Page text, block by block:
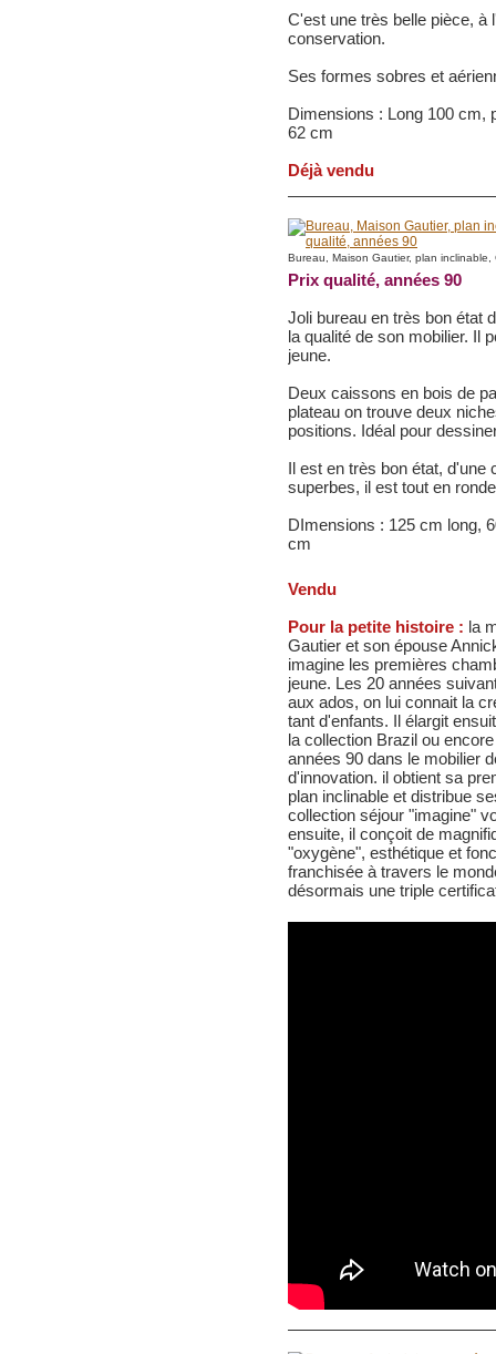
C'est une très belle pièce, à
conservation.
Ses formes sobres et
Dimensions : Long 100 cm,
62 cm
Déjà vendu
Bureau, Maison Gautier, plan
Prix qualité, années 90
Joli bureau en très bon état
la qualité de son mobilier. Il
jeune.
Deux caissons en bois de
plateau on trouve deux
positions. Idéal pour
Il est en très bon état, d'une
superbes, il est tout en
DImensions : 125 cm long,
cm
Vendu
Pour la petite histoire : la
Gautier et son épouse
imagine les premières
jeune. Les 20 années
aux ados, on lui connait la
tant d'enfants. Il élargit
la collection Brazil ou
années 90 dans le mobilier
d'innovation. il obtient sa
plan inclinable et distribue
collection séjour "imagine"
ensuite, il conçoit de
"oxygène", esthétique et
franchisée à travers le
désormais une triple